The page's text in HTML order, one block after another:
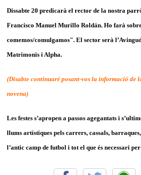
Dissabte 20 predicarà el rector de la nostra
Francisco Manuel Murillo Roldán. Ho farà
comemos/comulgamos". El sector serà
Matrimonis i Alpha.
(Disabte continuaré posant-vos la informació de
novena)
Les festes s’apropen a passos agegantats i
llums artístiques pels carrers, cassals,
l’antic camp de futbol i tot el que és necessari